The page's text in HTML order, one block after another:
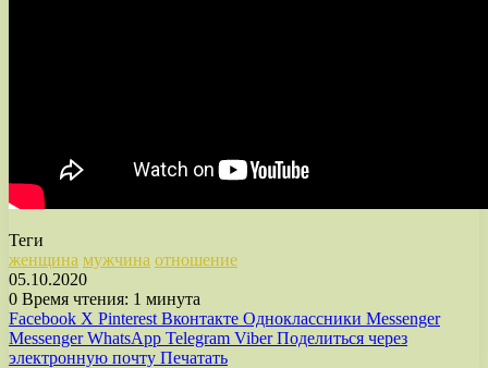
Теги
женщина мужчина отношение
05.10.2020
0 Время чтения: 1 минута
Facebook X Pinterest Вконтакте Одноклассники Messenger
Messenger WhatsApp Telegram Viber Поделиться через
электронную почту Печатать